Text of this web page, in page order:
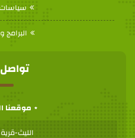
البرامج
موقعنا
الليث-